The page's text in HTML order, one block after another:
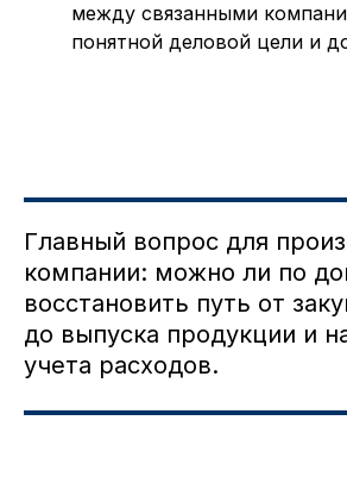
между связанными
понятной деловой цели и
Главный вопрос для
компании: можно ли по
восстановить путь от
до выпуска продукции и
учета расходов.